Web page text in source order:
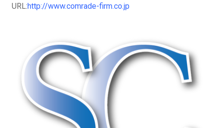
URL:http://www.comrade-firm.co.jp